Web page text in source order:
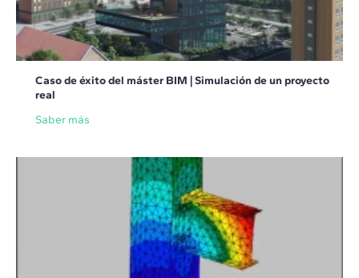
Caso de éxito del máster BIM | Simulación de un proyecto
real
Saber más